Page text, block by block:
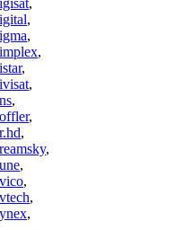
,
,
,
,
,
,
,
,
,
,
,
,
,